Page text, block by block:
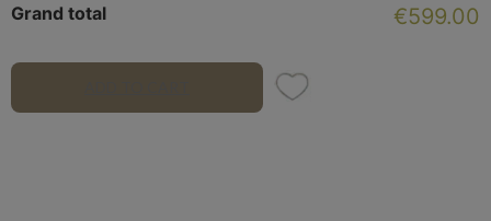
Grand total €599.00